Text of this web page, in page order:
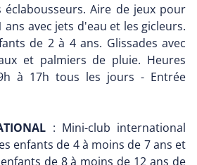
éclabousseurs. Aire de jeux pour
ans avec jets d'eau et les gicleurs.
de 2 à 4 ans. Glissades avec
et palmiers de pluie. Heures
à 17h tous les jours - Entrée
: Mini-club international
enfants de 4 à moins de 7 ans et
de 8 à moins de 12 ans de